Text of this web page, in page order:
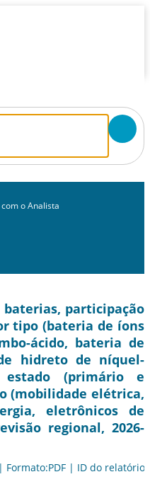
com o Analista
participação
tipo (bateria de íons
ácido, bateria de
hidreto de níquel-
(primário e
(mobilidade elétrica,
eletrônicos de
regional, 2026-
Formato:PDF | ID do relatório: